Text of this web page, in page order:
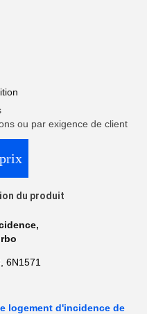
ou par exigence de client
du produit
,
6N1571
logement d'incidence de